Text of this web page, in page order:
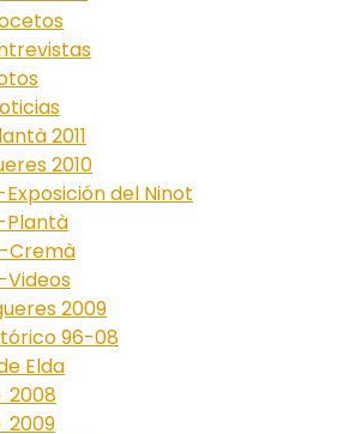
2011
2010
del Ninot
Plantà
Cremà
Videos
2009
96-08
Elda
2008
2009